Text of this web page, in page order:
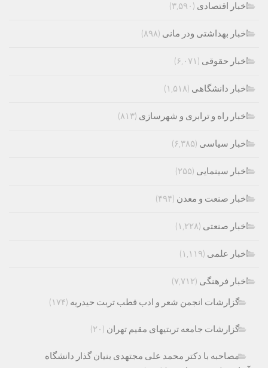
اخبار اقتصادی (۳,۵۹۰)
اخبار بهداشتی ودر مانی (۸۹۸)
اخبار حقوقی (۶,۰۷۱)
اخبار دانشگاهی (۱,۵۱۸)
اخبار راه و ترابری و شهرسازی (۸۱۳)
اخبار سیاسی (۶,۳۸۵)
اخبار سینمایی (۲۵۵)
اخبار صنعت و معدن (۴۹۴)
اخبار صنعتی (۱,۲۲۸)
اخبار علمی (۱,۱۱۹)
اخبار فرهنگی (۷,۷۱۲)
گزارشات انجمن شعر و ادب قطب تربت حیدریه (۱۷۴)
گزارشات جامعه تربتیهای مقیم تهران (۲۰)
مصاحبه با دکتر محمد علی مجتهدی بنیان گذار دانشگاه